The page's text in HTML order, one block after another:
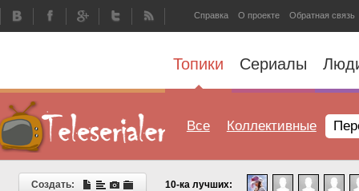
Справка О проекте Обратная связь
Топики Сериалы
Все Коллективные
Создать: 10-ка лучших: